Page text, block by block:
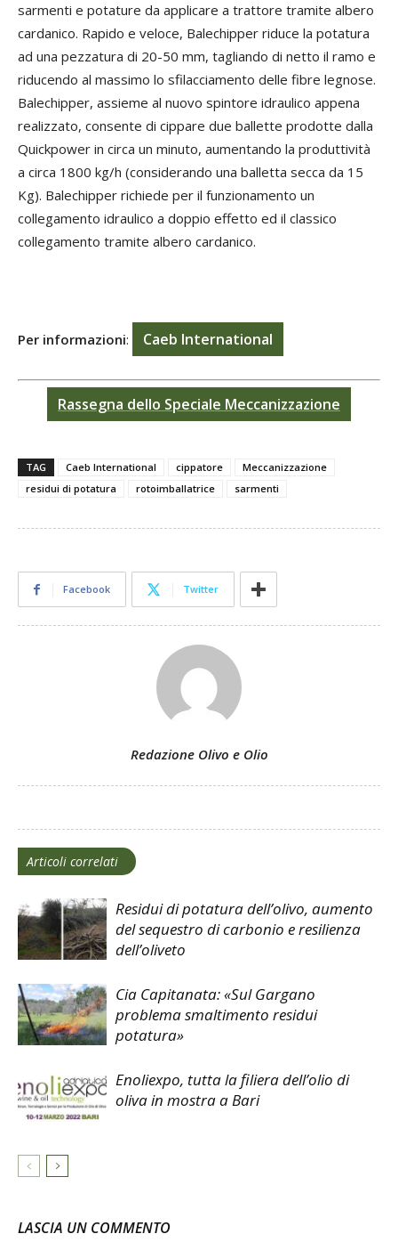
sarmenti e potature da applicare a trattore tramite albero
cardanico. Rapido e veloce, Balechipper riduce la potatura
ad una pezzatura di 20-50 mm, tagliando di netto il ramo e
riducendo al massimo lo sfilacciamento delle fibre legnose.
Balechipper, assieme al nuovo spintore idraulico appena
realizzato, consente di cippare due ballette prodotte dalla
Quickpower in circa un minuto, aumentando la produttività
a circa 1800 kg/h (considerando una balletta secca da 15
Kg). Balechipper richiede per il funzionamento un
collegamento idraulico a doppio effetto ed il classico
collegamento tramite albero cardanico.
Per informazioni: Caeb International
Rassegna dello Speciale Meccanizzazione
TAG Caeb International cippatore
Meccanizzazione
residui di potatura
rotoimballatrice sarmenti
Facebook Twitter
Redazione Olivo e Olio
Articoli correlati
Residui di potatura dell’olivo, aumento
del sequestro di carbonio e resilienza
dell’oliveto
Cia Capitanata: «Sul Gargano
problema smaltimento residui
potatura»
Enoliexpo, tutta la filiera dell’olio di
oliva in mostra a Bari
LASCIA UN COMMENTO